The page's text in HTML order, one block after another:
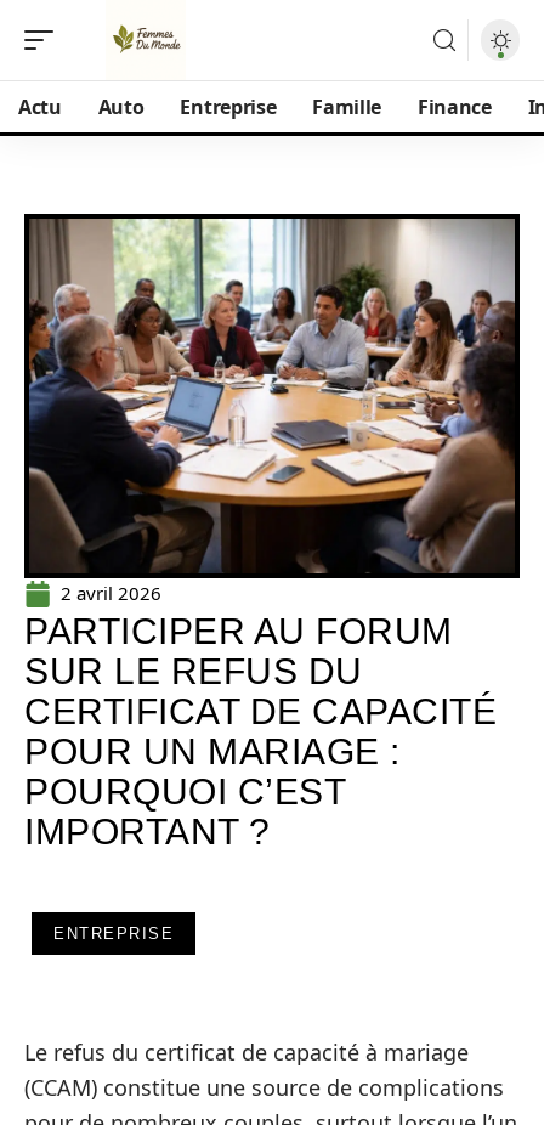
Actu Auto Entreprise Famille Finance
2 avril 2026
PARTICIPER AU FORUM
SUR LE REFUS DU
CERTIFICAT DE CAPACITÉ
POUR UN MARIAGE :
POURQUOI C’EST
IMPORTANT ?
ENTREPRISE
Le refus du certificat de capacité à mariage
(CCAM) constitue une source de complications